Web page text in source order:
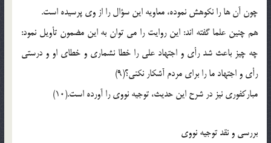
چون آن ها را نکوهش نموده، معاویه این سؤال را از وى پرسیده است.
هم چنین علما گفته اند: این روایت را مى توان به این مضمون تأویل نمود:
چه چیز باعث شد رأى و اجتهاد على را خطا نشمارى و خطاى او و درستى
رأى و اجتهاد ما را براى مردم آشکار نکنى؟(9)
مبارکفورى نیز در شرح این حدیث، توجیه نووى را آورده است.(10)
بررسى و نقد توجیه نووى